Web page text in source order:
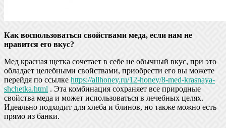
Как воспользоваться свойствами меда, если нам не
нравится его вкус?
Мед красная щетка сочетает в себе не обычный вкус, при это
обладает целебными свойствами, приобрести его вы можете
перейдя по ссылке https://allhoney.ru/12-honey/8-med-krasnaya-
shchetka.html . Эта комбинация сохраняет все природные
свойства меда и может использоваться в лечебных целях.
Идеально подходит для хлеба и блинов, но также можно есть
прямо из банки.